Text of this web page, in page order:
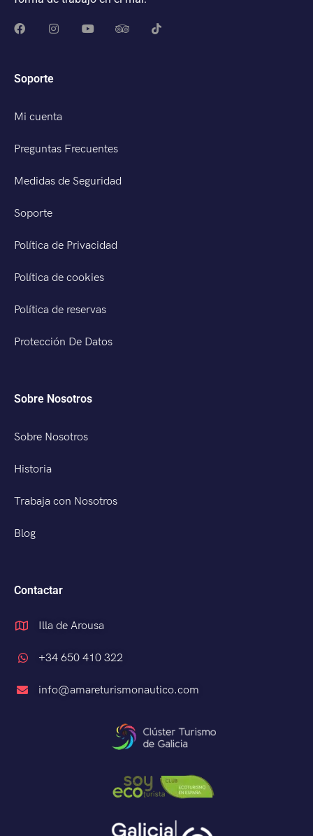
Soporte
Mi cuenta
Preguntas Frecuentes
Medidas de Seguridad
Soporte
Política de Privacidad
Política de cookies
Política de reservas
Protección De Datos
Sobre Nosotros
Sobre Nosotros
Historia
Trabaja con Nosotros
Blog
Contactar
Illa de Arousa
+34 650 410 322
info@amareturismonautico.com